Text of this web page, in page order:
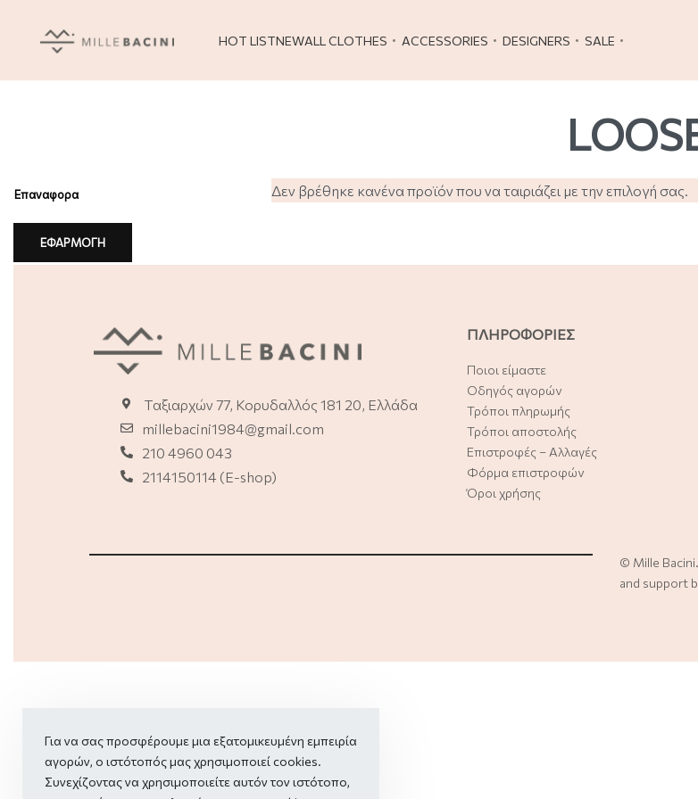
HOT LISTNEWALL CLOTHES ACCESSORIES DESIGNERS SALE
Επαναφορα
ΕΦΑΡΜΟΓΗ
Δεν βρέθηκε κανένα προϊόν που να ταιριάζει με την επιλογή σας.
Ταξιαρχών 77, Κορυδαλλός 181 20, Ελλάδα
millebacini1984@gmail.com
210 4960 043
2114150114 (E-shop)
ΠΛΗΡΟΦΟΡΙΕΣ
Ποιοι είμαστε
Οδηγός αγορών
Τρόποι πληρωμής
Τρόποι αποστολής
Επιστροφές – Αλλαγές
Φόρμα επιστροφών
Όροι χρήσης
© Mille Bacini
and support
Για να σας προσφέρουμε μια εξατομικευμένη εμπειρία
αγορών, ο ιστότοπός μας χρησιμοποιεί cookies.
Συνεχίζοντας να χρησιμοποιείτε αυτόν τον ιστότοπο,